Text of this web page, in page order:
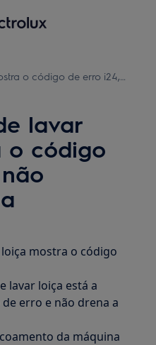
o código de erro i24,
lavar
o código
mostra o código
lavar loiça está a
erro e não drena a
da máquina